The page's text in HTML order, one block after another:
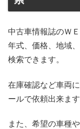
中古車情報誌のＷ
年式、価格、地域
検索できます。
在庫確認など車両
ールで依頼出来ます
また、希望の車種